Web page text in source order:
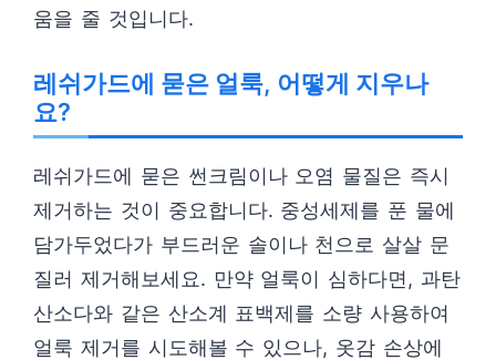
움을 줄 것입니다.
레쉬가드에 묻은 얼룩, 어떻게 지우나
요?
레쉬가드에 묻은 썬크림이나 오염 물질은 즉시
제거하는 것이 중요합니다. 중성세제를 푼 물에
담가두었다가 부드러운 솔이나 천으로 살살 문
질러 제거해보세요. 만약 얼룩이 심하다면, 과탄
산소다와 같은 산소계 표백제를 소량 사용하여
얼룩 제거를 시도해볼 수 있으나, 옷감 손상에